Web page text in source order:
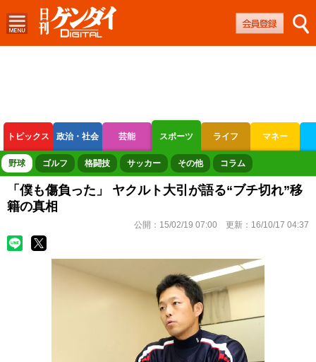
トピックス 政治・社会 芸能 スポーツ ライフ マネー
ボートレース 競輪 オートレース
野球 ゴルフ 格闘技 サッカー その他 コラム
「僕も傷負った」 ヤクルト大引が語る“ブチ切れ”移
籍の真相
公開： 15/02/19 07:00 更新： 16/10/17 04:37